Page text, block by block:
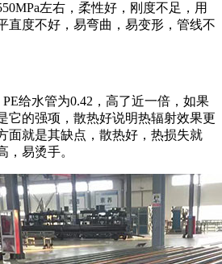
左右，柔性好，刚度不足，用
直度不好，易弯曲，易变形，管线不
PE给水管为0.42 ，高了近一倍，如果
它的强项，散热好说明热辐射效果更
面就是其缺点，散热好，热损失就
，易烫手。